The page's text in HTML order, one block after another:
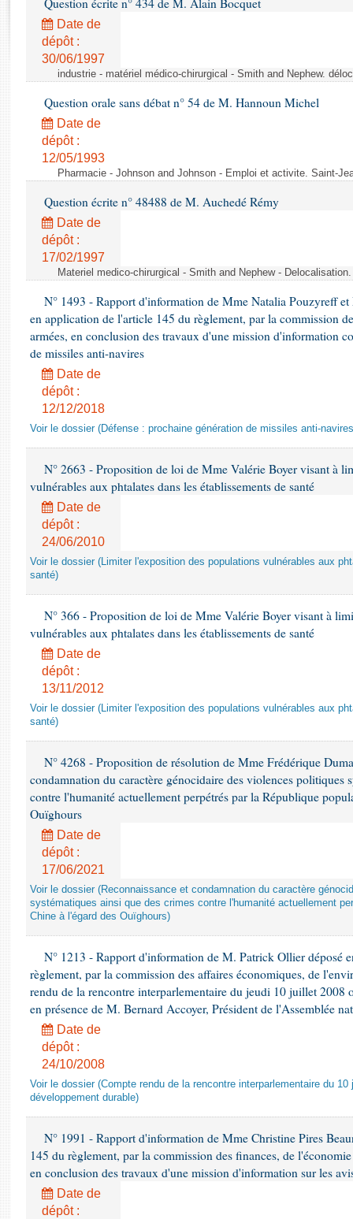
Rapports d'enquête
Rapports législatifs
Rapports sur l'application des lois
Baromètre de l’application des lois
Dossiers législatifs
Budget et sécurité sociale
Questions écrites et orales
Comptes rendus des débats
Question écrite n° 434 de M. Alain Bocquet
Date de
dépôt :
30/06/1997
industrie - matériel médico-chirurgical - Smith and Nephew.
Question orale sans débat n° 54 de M. Hannoun Michel
Date de
dépôt :
12/05/1993
Pharmacie - Johnson and Johnson - Emploi et activite. Saint-
Question écrite n° 48488 de M. Auchedé Rémy
Date de
dépôt :
17/02/1997
Materiel medico-chirurgical - Smith and Nephew -
N° 1493 - Rapport d'information de Mme Natalia Pouzyreff
en application de l'article 145 du règlement, par la commission
armées, en conclusion des travaux d'une mission d'information
de missiles anti-navires
Date de
dépôt :
12/12/2018
Voir le dossier (Défense : prochaine génération de missiles anti-
N° 2663 - Proposition de loi de Mme Valérie Boyer visant à
vulnérables aux phtalates dans les établissements de santé
Date de
dépôt :
24/06/2010
Voir le dossier (Limiter l'exposition des populations vulnérables aux
santé)
N° 366 - Proposition de loi de Mme Valérie Boyer visant à
vulnérables aux phtalates dans les établissements de santé
Date de
dépôt :
13/11/2012
Voir le dossier (Limiter l'exposition des populations vulnérables aux
santé)
N° 4268 - Proposition de résolution de Mme Frédérique
condamnation du caractère génocidaire des violences politiques
contre l'humanité actuellement perpétrés par la République
Ouïghours
Date de
dépôt :
17/06/2021
Voir le dossier (Reconnaissance et condamnation du caractère
systématiques ainsi que des crimes contre l'humanité actuellement
Chine à l'égard des Ouïghours)
N° 1213 - Rapport d'information de M. Patrick Ollier déposé
règlement, par la commission des affaires économiques, de
rendu de la rencontre interparlementaire du jeudi 10 juillet 2008
en présence de M. Bernard Accoyer, Président de l'Assemblée
Date de
dépôt :
24/10/2008
Voir le dossier (Compte rendu de la rencontre interparlementaire du
développement durable)
N° 1991 - Rapport d'information de Mme Christine Pires
145 du règlement, par la commission des finances, de
en conclusion des travaux d'une mission d'information sur les
Date de
dépôt :